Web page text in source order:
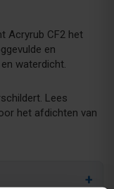
Acryrub CF2 het
en
waterdicht.
Lees
het afdichten van